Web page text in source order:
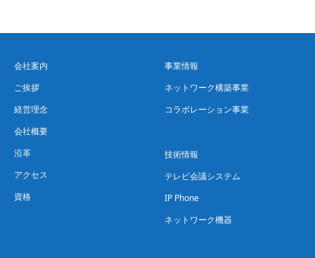
会社案内
ご挨拶
経営理念
会社概要
沿革
アクセス
資格
事業情報
ネットワーク構築事業
コラボレーション事業
技術情報
テレビ会議システム
IP Phone
ネットワーク機器